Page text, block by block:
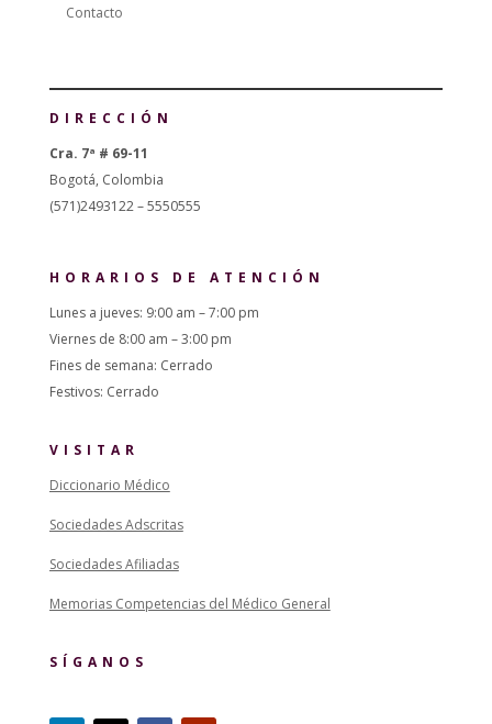
Contacto
DIRECCIÓN
Cra. 7ª # 69-11
Bogotá, Colombia
(571)2493122 – 5550555
HORARIOS DE ATENCIÓN
Lunes a jueves: 9:00 am – 7:00 pm
Viernes de 8:00 am – 3:00 pm
Fines de semana: Cerrado
Festivos: Cerrado
VISITAR
Diccionario Médico
Sociedades Adscritas
Sociedades Afiliadas
Memorias Competencias del Médico General
SÍGANOS